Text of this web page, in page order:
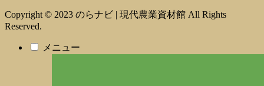
Copyright © 2023 のらナビ | 現代農業資材館 All Rights
Reserved.
メニュー